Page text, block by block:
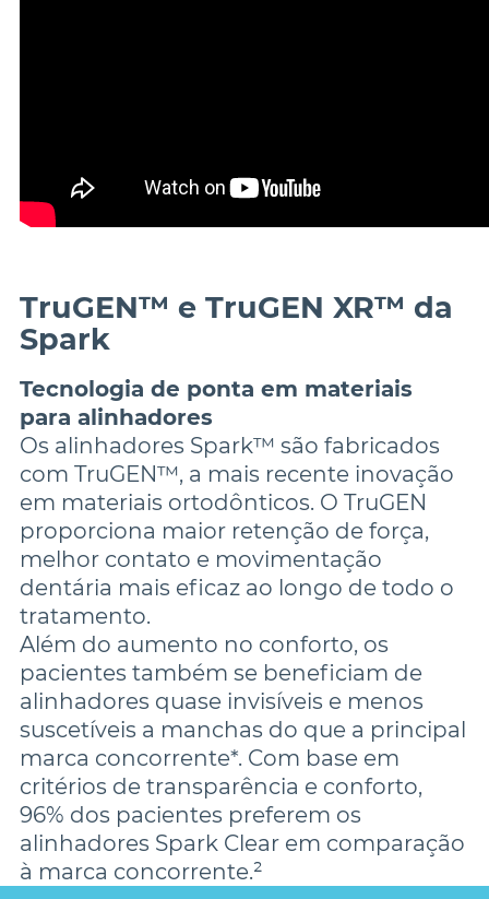
TruGEN™ e TruGEN XR™ da
Tecnologia de ponta em materiais
para alinhadores
Os alinhadores Spark™ são fabricados
com TruGEN™, a mais recente inovação
em materiais ortodônticos. O TruGEN
proporciona maior retenção de força,
melhor contato e movimentação
dentária mais eficaz ao longo de todo o
tratamento.
Além do aumento no conforto, os
pacientes também se beneficiam de
alinhadores quase invisíveis e menos
suscetíveis a manchas do que a principal
marca concorrente*. Com base em
critérios de transparência e conforto,
96% dos pacientes preferem os
alinhadores Spark Clear em comparação
à marca concorrente.²